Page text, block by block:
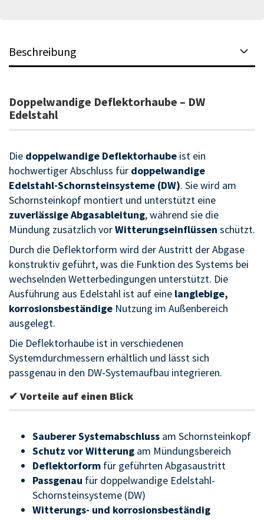
Beschreibung
Doppelwandige Deflektorhaube – DW
Edelstahl
Die doppelwandige Deflektorhaube ist ein
hochwertiger Abschluss für doppelwandige
Edelstahl-Schornsteinsysteme (DW). Sie wird am
Schornsteinkopf montiert und unterstützt eine
zuverlässige Abgasableitung, während sie die
Mündung zusätzlich vorWitterungseinflüssen schützt.
Durch die Deflektorform wird der Austritt der Abgase
konstruktiv geführt, was die Funktion des Systems bei
wechselnden Wetterbedingungen unterstützt. Die
Ausführung aus Edelstahl ist auf eine langlebige,
korrosionsbeständige Nutzung im Außenbereich
ausgelegt.
Die Deflektorhaube ist in verschiedenen
Systemdurchmessern erhältlich und lässt sich
passgenau in den DW-Systemaufbau integrieren.
✔ Vorteile auf einen Blick
Sauberer Systemabschluss am Schornsteinkopf
Schutz vor Witterung am Mündungsbereich
Deflektorform für geführten Abgasaustritt
Passgenau für doppelwandige Edelstahl-
Schornsteinsysteme (DW)
Witterungs- und korrosionsbeständig